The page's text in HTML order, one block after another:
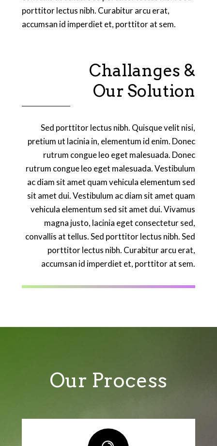
porttitor lectus nibh. Curabitur arcu erat,
accumsan id imperdiet et, porttitor at sem.
Challanges &
Our Solution
Sed porttitor lectus nibh. Quisque velit nisi,
pretium ut lacinia in, elementum id enim. Donec
rutrum congue leo eget malesuada. Donec
rutrum congue leo eget malesuada. Vestibulum
ac diam sit amet quam vehicula elementum sed
sit amet dui. Vestibulum ac diam sit amet quam
vehicula elementum sed sit amet dui. Vivamus
magna justo, lacinia eget consectetur sed,
convallis at tellus. Sed porttitor lectus nibh. Sed
porttitor lectus nibh. Curabitur arcu erat,
accumsan id imperdiet et, porttitor at sem.
Our Process